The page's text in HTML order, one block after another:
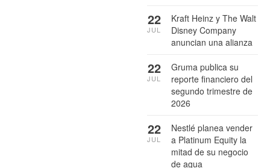
Kraft Heinz y The Walt
Disney Company
anuncian una alianza
22
JUL
Gruma publica su
reporte financiero del
segundo trimestre de
2026
22
JUL
Nestlé planea vender
a Platinum Equity la
mitad de su negocio
de agua
22
JUL